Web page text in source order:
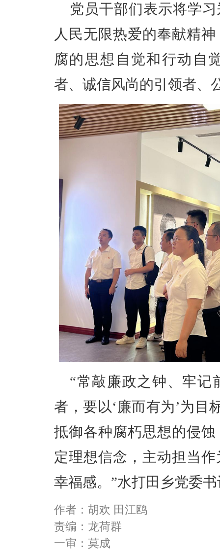
党员干部们表示将学
人民无限热爱的奉献精
腐的思想自觉和行动自
者、诚信风尚的引领者、
“常敲廉政之钟、牢记
者，要以‘廉而有为’为目
抵御各种腐朽思想的侵
定理想信念，主动担当
幸福感。”水打田乡党委
作者：胡欢 田江鸥
责编：龙荷群
一审：莫成